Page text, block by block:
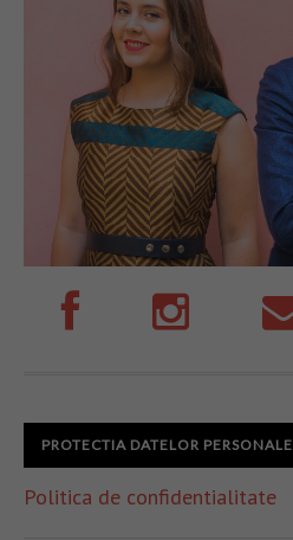
PROTECTIA DATELOR PERSONALE
Politica de confidentialitate